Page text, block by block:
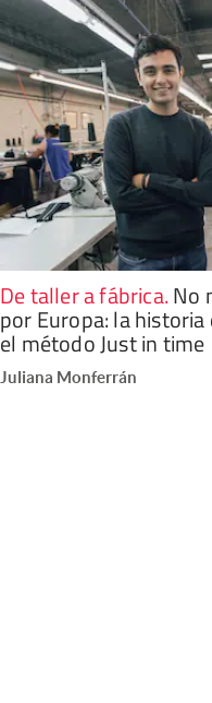
De taller a fábrica.No
por Europa: la
el método Just in time
Juliana Monferrán